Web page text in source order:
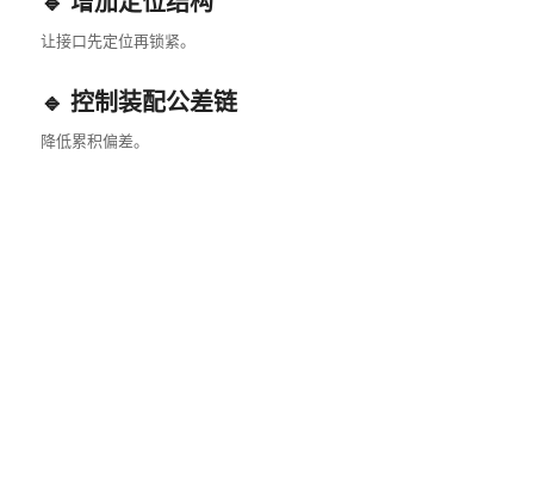
让接口先定位再锁紧。
🔹 控制装配公差链
降低累积偏差。